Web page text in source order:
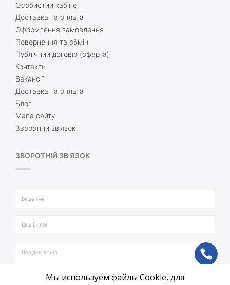
Особистий кабінет
Доставка та оплата
Оформлення замовлення
Повернення та обмін
Публічний договір (оферта)
Контакти
Вакансії
Доставка та оплата
Блог
Мапа сайту
Зворотній зв’язок
ЗВОРОТНІЙ ЗВ'ЯЗОК
ph
Мы используем файлы Cookie, для